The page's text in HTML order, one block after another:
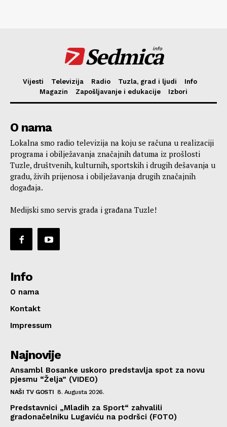
Sedmica
info
Vijesti Televizija Radio Tuzla, grad i ljudi
Info
Magazin
Zapošljavanje i edukacije Izbori
O nama
Lokalna smo radio televizija na koju se računa u realizaciji
programa i obilježavanja značajnih datuma iz prošlosti
Tuzle, društvenih, kulturnih, sportskih i drugih dešavanja u
gradu, živih prijenosa i obilježavanja drugih značajnih
događaja.
Medijski smo servis grada i građana Tuzle!
Info
O nama
Kontakt
Impressum
Najnovije
Ansambl Bosanke uskoro predstavlja spot za novu
pjesmu “Želja” (VIDEO)
NAŠI TV GOSTI 8. Augusta 2026.
Predstavnici „Mladih za Sport“ zahvalili
gradonačelniku Lugaviću na podršci (FOTO)